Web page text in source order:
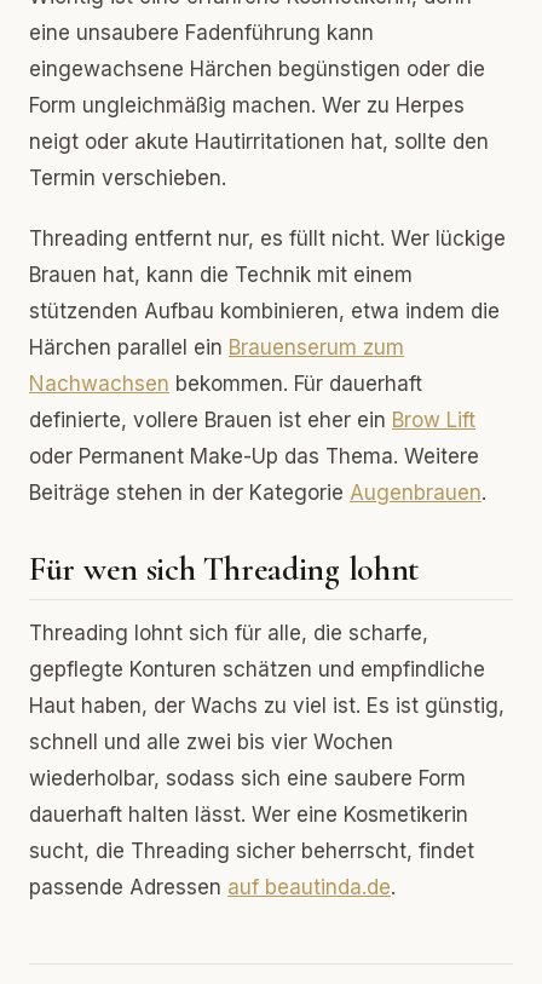
eine unsaubere Fadenführung kann
eingewachsene Härchen begünstigen oder die
Form ungleichmäßig machen. Wer zu Herpes
neigt oder akute Hautirritationen hat, sollte den
Termin verschieben.
Threading entfernt nur, es füllt nicht. Wer lückige
Brauen hat, kann die Technik mit einem
stützenden Aufbau kombinieren, etwa indem die
Härchen parallel ein Brauenserum zum
Nachwachsen bekommen. Für dauerhaft
definierte, vollere Brauen ist eher ein Brow Lift
oder Permanent Make-Up das Thema. Weitere
Beiträge stehen in der Kategorie Augenbrauen.
Für wen sich Threading lohnt
Threading lohnt sich für alle, die scharfe,
gepflegte Konturen schätzen und empfindliche
Haut haben, der Wachs zu viel ist. Es ist günstig,
schnell und alle zwei bis vier Wochen
wiederholbar, sodass sich eine saubere Form
dauerhaft halten lässt. Wer eine Kosmetikerin
sucht, die Threading sicher beherrscht, findet
passende Adressen auf beautinda.de.